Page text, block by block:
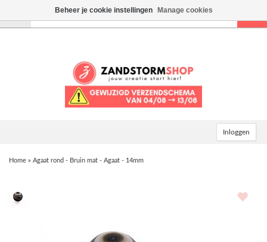
Inloggen
Home » Agaat rond - Bruin mat - Agaat - 14mm
Beheer je cookie instellingen Manage cookies